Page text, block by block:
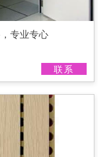
专业专心
联系